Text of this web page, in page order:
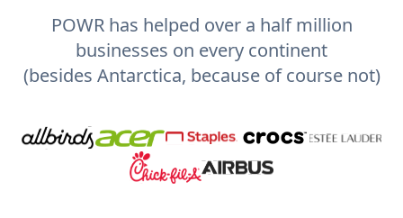
POWR has helped over a half million
businesses on every continent
(besides Antarctica, because of course not)